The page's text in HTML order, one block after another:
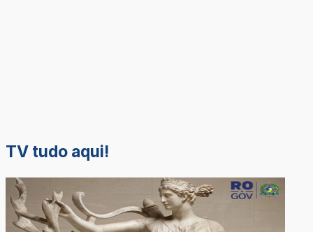
TV tudo aqui!